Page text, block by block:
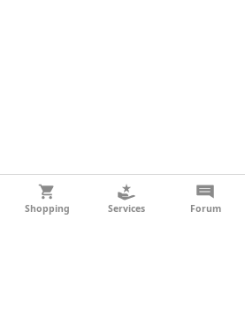
Shopping Services Forum